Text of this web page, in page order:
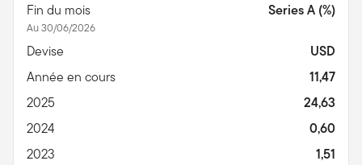
Fin du mois
Au 30/06/2026
Series A (%)
Devise
USD
Année en cours
11,47
2025
24,63
2024
0,60
2023
1,51